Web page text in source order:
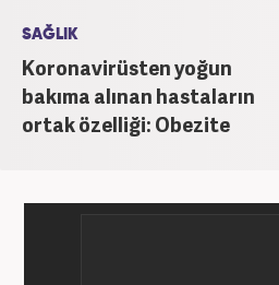
SAĞLIK
Koronavirüsten yoğun
bakıma alınan hastaların
ortak özelliği: Obezite